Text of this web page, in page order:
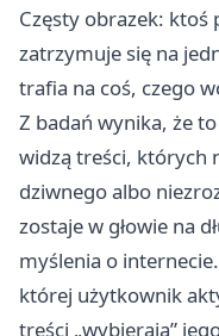
Częsty obrazek:
zatrzymuje się na
trafia na coś, czego
Z badań wynika, że
widzą treści, których
dziwnego albo
zostaje w głowie na
myślenia o
której użytkownik
treści „wybierają”